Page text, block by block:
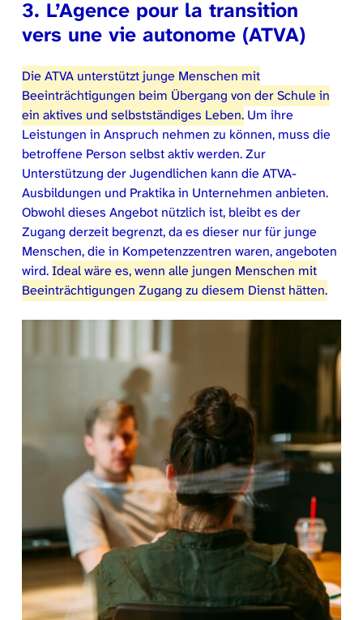
3. L’Agence pour la transition
vers une vie autonome(ATVA)
Die ATVA unterstützt junge Menschen mit
Beeinträchtigungen beim Übergang von der Schule in
ein aktives und selbstständiges Leben.Um ihre
Leistungen in Anspruch nehmen zu können, muss die
betroffene Person selbst aktiv werden. Zur
Unterstützung der Jugendlichen kann die ATVA-
Ausbildungen und Praktika in Unternehmen anbieten.
Obwohl dieses Angebot nützlich ist, bleibt es der
Zugang derzeit begrenzt, da es dieser nur für junge
Menschen, die in Kompetenzzentren waren, angeboten
wird.Ideal wäre es, wenn alle jungen Menschen mit
Beeinträchtigungen Zugang zu diesem Dienst hätten.